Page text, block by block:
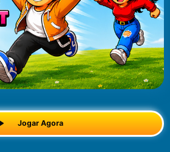
Jogar Agora